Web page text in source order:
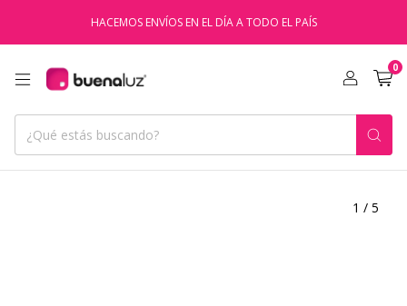
HACEMOS ENVÍOS EN EL DÍA A TODO EL PAÍS
0
1 / 5